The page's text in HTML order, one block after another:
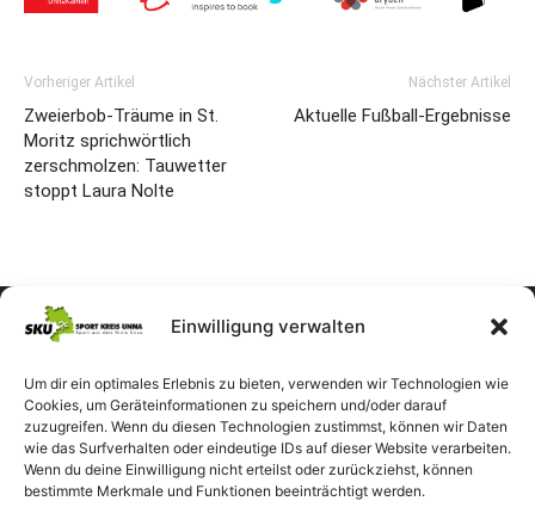
Einwilligung verwalten
Um dir ein optimales Erlebnis zu bieten, verwenden wir Technologien wie
Cookies, um Geräteinformationen zu speichern und/oder darauf
zuzugreifen. Wenn du diesen Technologien zustimmst, können wir Daten
wie das Surfverhalten oder eindeutige IDs auf dieser Website verarbeiten.
Wenn du deine Einwilligung nicht erteilst oder zurückziehst, können
bestimmte Merkmale und Funktionen beeinträchtigt werden.
Vorheriger Artikel
Zweierbob-Träume in St.
Moritz sprichwörtlich
zerschmolzen: Tauwetter
stoppt Laura Nolte
Nächster Artikel
Aktuelle Fußball-Ergebnisse